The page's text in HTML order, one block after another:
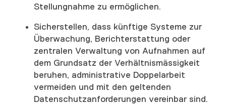
Stellungnahme zu ermöglichen.
Sicherstellen, dass künftige Systeme zur
Überwachung, Berichterstattung oder
zentralen Verwaltung von Aufnahmen auf
dem Grundsatz der Verhältnismässigkeit
beruhen, administrative Doppelarbeit
vermeiden und mit den geltenden
Datenschutzanforderungen vereinbar sind.